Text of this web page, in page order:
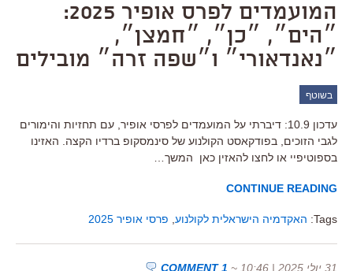
המועמדים לפרס אופיר 2025:
״הים״, ״כן״, ״חמצן״,
״נאנדאורי״ ו״שפה זרה״ מובילים
בשוטף
עדכון 10.9: דיברתי על המועמדים לפרסי אופיר, עם תחזיות והימורים
לגבי הזוכים, בפודקאסט הקולנוע של סינמסקופ ברדיו הקצה. האזינו
בספוטיפיי או לחצו להאזין כאן המשך…
CONTINUE READING
Tags: האקדמיה הישראלית לקולנוע פרסי אופיר 2025
31 יולי 2025 | 10:46 ~
1 COMMENT